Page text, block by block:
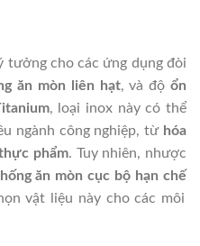
tưởng cho các ứng dụng đòi
ăn mòn liên hạt, và độổn
, loại inox này có thể
ngành công nghiệp, từ hóa
phẩm. Tuy nhiên, nhược
ăn mòn cục bộ hạn chế
vật liệu này cho các môi